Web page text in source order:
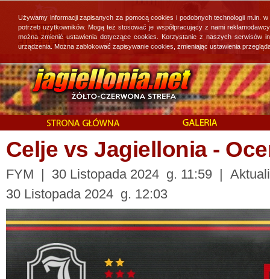
Celje vs Jagiellonia -
FYM | 30 Listopada 2024 g. 11:59 |
30 Listopada 2024 g. 12:03
Używamy informacji zapisanych za pomocą cookies i podobnych technologii
potrzeb użytkowników. Mogą też stosować je współpracujący z nami
można zmienić ustawienia dotyczące cookies. Korzystanie z naszych
urządzenia. Można zablokować zapisywanie cookies, zmieniając ustawienia